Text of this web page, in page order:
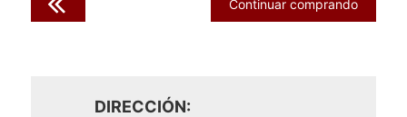
Continuar comprando
DIRECCIÓN: